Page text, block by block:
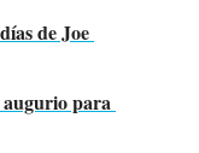
de Joe
para